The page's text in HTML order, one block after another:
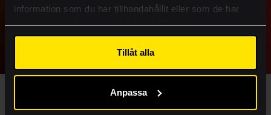
information som du har tillhandahållit eller som de har
samlat in när du har använt deras tjänster.
Tillåt alla
Anpassa
Visa mer
Lämna rätt material